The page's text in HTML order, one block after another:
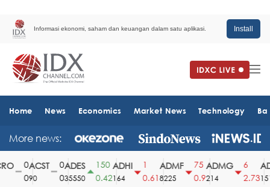
Informasi ekonomi, saham dan keuangan dalam satu aplikasi. Install
Home News Economics Market News Technology
More news:
ACST
90
ADES
35550
150
0.42
ADHI
164
0.61
ADMF
8225
75
0.9
ADMG
214
2.731510